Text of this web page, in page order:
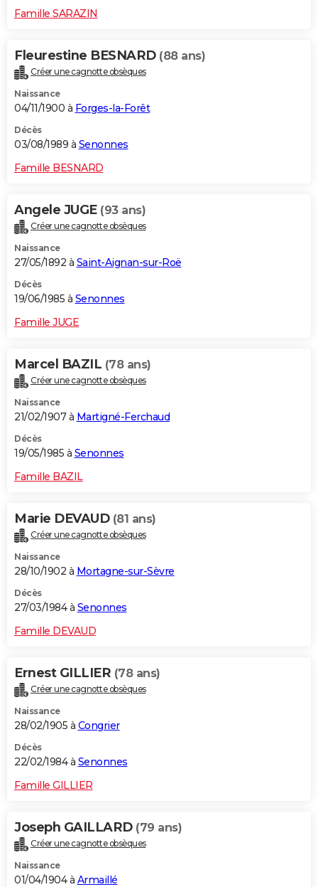
Famille SARAZIN
Fleurestine BESNARD (88 ans)
Créer une cagnotte obsèques
Naissance
04/11/1900 à Forges-la-Forêt
Décès
03/08/1989 à Senonnes
Famille BESNARD
Angele JUGE (93 ans)
Créer une cagnotte obsèques
Naissance
27/05/1892 à Saint-Aignan-sur-Roë
Décès
19/06/1985 à Senonnes
Famille JUGE
Marcel BAZIL (78 ans)
Créer une cagnotte obsèques
Naissance
21/02/1907 à Martigné-Ferchaud
Décès
19/05/1985 à Senonnes
Famille BAZIL
Marie DEVAUD (81 ans)
Créer une cagnotte obsèques
Naissance
28/10/1902 à Mortagne-sur-Sèvre
Décès
27/03/1984 à Senonnes
Famille DEVAUD
Ernest GILLIER (78 ans)
Créer une cagnotte obsèques
Naissance
28/02/1905 à Congrier
Décès
22/02/1984 à Senonnes
Famille GILLIER
Joseph GAILLARD (79 ans)
Créer une cagnotte obsèques
Naissance
01/04/1904 à Armaillé